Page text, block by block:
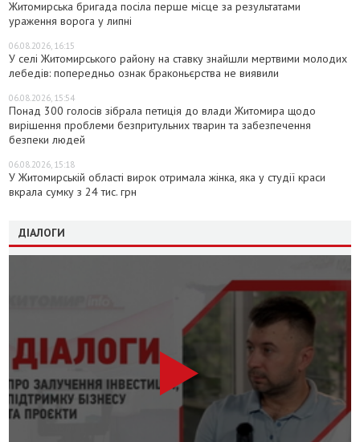
Житомирська бригада посіла перше місце за результатами
ураження ворога у липні
06.08.2026, 16:15
У селі Житомирського району на ставку знайшли мертвими молодих
лебедів: попередньо ознак браконьєрства не виявили
06.08.2026, 15:54
Понад 300 голосів зібрала петиція до влади Житомира щодо
вирішення проблеми безпритульних тварин та забезпечення
безпеки людей
06.08.2026, 15:18
У Житомирській області вирок отримала жінка, яка у студії краси
вкрала сумку з 24 тис. грн
ДІАЛОГИ